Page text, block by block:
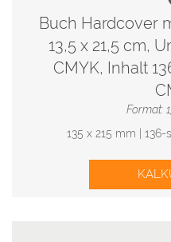
Buch Hardcover
13,5 x 21,5 cm,
CMYK, Inhalt
Format:
135 x 215 mm |